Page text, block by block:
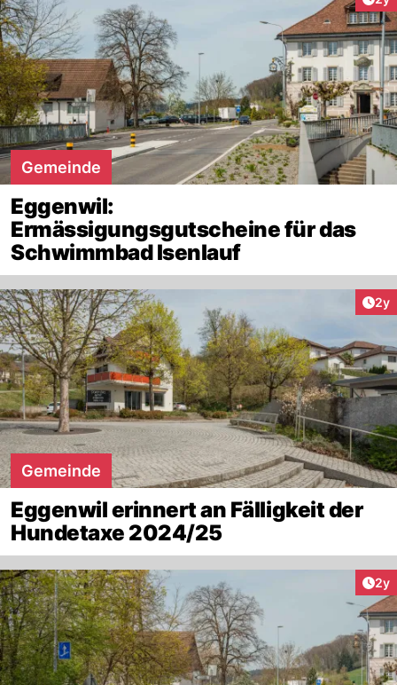
Gemeinde
Eggenwil:
Ermässigungsgutscheine für das
Schwimmbad Isenlauf
2y
Gemeinde
Eggenwil erinnert an Fälligkeit der
Hundetaxe 2024/25
2y